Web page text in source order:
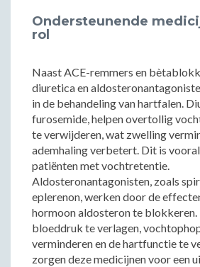
Ondersteunende
rol
Naast ACE-remmers en
diuretica en
in de behandeling van hartfalen.
furosemide, helpen overtollig
te verwijderen, wat zwelling
ademhaling verbetert. Dit is
patiënten met vochtretentie.
Aldosteronantagonisten, zoals
eplerenon, werken door de
hormoon aldosteron te
bloeddruk te verlagen,
verminderen en de hartfunctie te
zorgen deze medicijnen voor een